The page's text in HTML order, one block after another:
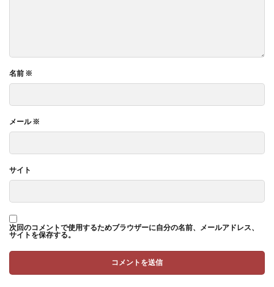
名前 ※
メール※
サイト
次回のコメントで使用するためブラウザーに自分の名前、メールアドレス、
サイトを保存する。